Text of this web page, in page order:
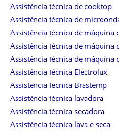
Assistência técnica de cooktop
Assistência técnica de
Assistência técnica de máquina
Assistência técnica de máquina
Assistência técnica de máquina
Assistência técnica Electrolux
Assistência técnica Brastemp
Assistência técnica lavadora
Assistência técnica secadora
Assistência técnica lava e seca